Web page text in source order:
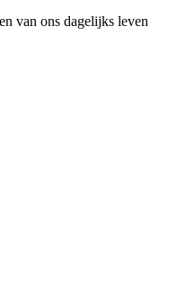
van ons dagelijks leven